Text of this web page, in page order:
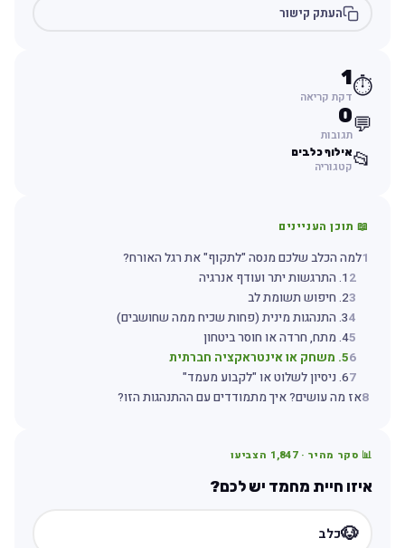
העתק קישור
⏱️
1
דקת קריאה
💬
0
תגובות
📂אילוף כלבים
קטגוריה
📖 תוכן העניינים
למה הכלב שלכם מנסה "לתקוף" את רגל האורח?
21. התרגשות יתר ועודף אנרגיה
2. חיפוש תשומת לב
3. התנהגות מינית (פחות שכיח ממה שחושבים)
4. מתח, חרדה או חוסר ביטחון
65. משחק או אינטראקציה חברתית
76. ניסיון לשלוט או "לקבוע מעמד"
8אז מה עושים? איך מתמודדים עם ההתנהגות הזו?
📊 סקר מהיר · 1,847הצביעו
איזו חיית מחמד יש לכם?
🐶כלב